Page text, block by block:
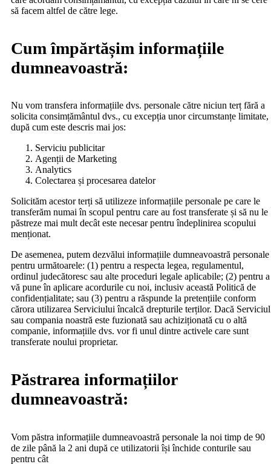
să facem altfel de către lege.
Cum împărtășim informațiile
dumneavoastră:
Nu vom transfera informațiile dvs. personale către niciun terț fără a
solicita consimțământul dvs., cu excepția unor circumstanțe limitate,
după cum este descris mai jos:
Serviciu publicitar
Agenții de Marketing
Analytics
Colectarea și procesarea datelor
Solicităm acestor terți să utilizeze informațiile personale pe care le
transferăm numai în scopul pentru care au fost transferate și să nu le
păstreze mai mult decât este necesar pentru îndeplinirea scopului
menționat.
De asemenea, putem dezvălui informațiile dumneavoastră personale
pentru următoarele: (1) pentru a respecta legea, regulamentul,
ordinul judecătoresc sau alte proceduri legale aplicabile; (2) pentru a
vă pune în aplicare acordurile cu noi, inclusiv această Politică de
confidențialitate; sau (3) pentru a răspunde la pretențiile conform
cărora utilizarea Serviciului încalcă drepturile terților. Dacă Serviciul
sau compania noastră este fuzionată sau achiziționată cu o altă
companie, informațiile dvs. vor fi unul dintre activele care sunt
transferate noului proprietar.
Păstrarea informațiilor
dumneavoastră:
Vom păstra informațiile dumneavoastră personale la noi timp de 90
de zile până la 2 ani după ce utilizatorii își închide conturile sau
pentru cât